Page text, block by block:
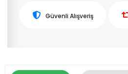
Güvenli Alışveriş